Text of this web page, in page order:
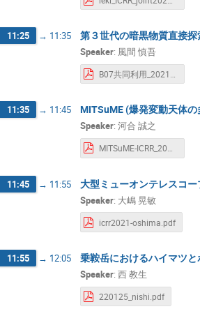
11:25 → 11:35 第３世代の暗黒物質直接
Speaker: 風間 慎吾
11:35 → 11:45 MITSuME (爆発変動天体
Speaker: 河合 誠之
MITSuME-ICRR_2021_v1.1.pdf
11:45 → 11:55 大型ミューオンテレスコ
Speaker: 大嶋 晃敏
icrr2021-oshima.pdf
11:55 → 12:05 乗鞍岳におけるハイマツ
Speaker: 西 教生
220125_nishi.pdf